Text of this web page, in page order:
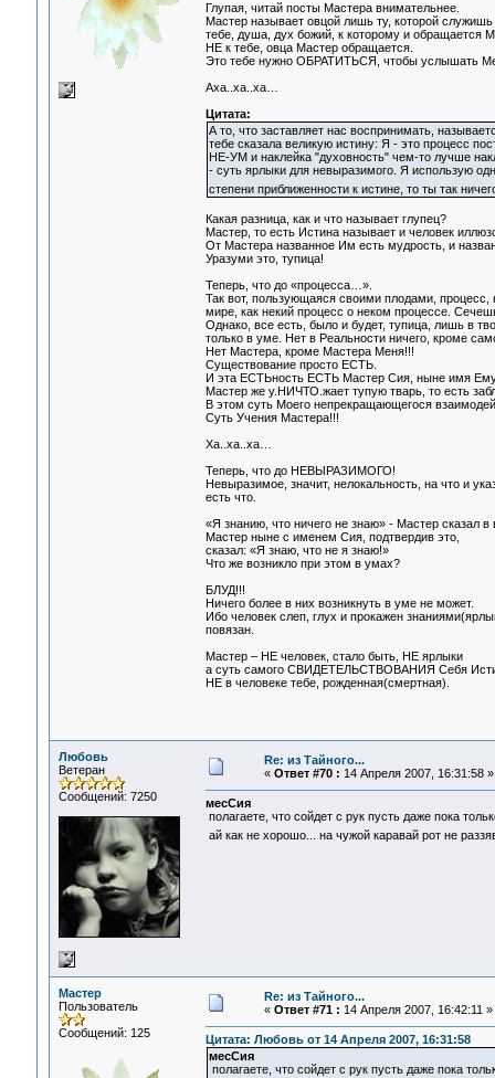
Глупая, читай посты Мастера внимательнее.
Мастер называет овцой лишь ту, которой
тебе, душа, дух божий, к которому и обращается
НЕ к тебе, овца Мастер обращается.
Это тебе нужно ОБРАТИТЬСЯ, чтобы услышать
Аха..ха..ха…
Цитата:
А то, что заставляет нас воспринимать,
тебе сказала великую истину: Я - это процесс
НЕ-УМ и наклейка "духовность" чем-то лучше
- суть ярлыки для невыразимого. Я использую
степени приближенности к истине, то ты так
Какая разница, как и что называет глупец?
Мастер, то есть Истина называет и человек
От Мастера названное Им есть мудрость, и
Уразуми это, тупица!
Теперь, что до «процесса…».
Так вот, пользующаяся своими плодами,
мире, как некий процесс о неком процессе.
Однако, все есть, было и будет, тупица, лишь в
только в уме. Нет в Реальности ничего, кроме
Нет Мастера, кроме Мастера Меня!!!
Существование просто ЕСТЬ.
И эта ЕСТЬность ЕСТЬ Мастер Сия, ныне имя
Мастер же у.НИЧТО.жает тупую тварь, то есть
В этом суть Моего непрекращающегося
Суть Учения Мастера!!!
Ха..ха..ха…
Теперь, что до НЕВЫРАЗИМОГО!
Невыразимое, значит, нелокальность, на что и
есть что.
«Я знанию, что ничего не знаю» - Мастер сказал в
Мастер ныне с именем Сия, подтвердив это,
сказал: «Я знаю, что не я знаю!»
Что же возникло при этом в умах?
БЛУД!!!
Ничего более в них возникнуть в уме не может.
Ибо человек слеп, глух и прокажен
повязан.
Мастер – НЕ человек, стало быть, НЕ ярлыки
а суть самого СВИДЕТЕЛЬСТВОВАНИЯ Себя
НЕ в человеке тебе, рожденная(смертная).
Любовь
Ветеран
Сообщений: 7250
Re: из Тайного...
« Ответ #70 : 14 Апреля 2007, 16:31:58 »
месСия
полагаете, что сойдет с рук пусть даже пока
ай как не хорошо... на чужой каравай рот не
Мастер
Пользователь
Сообщений: 125
Re: из Тайного...
« Ответ #71 : 14 Апреля 2007, 16:42:11 »
Цитата: Любовь от 14 Апреля 2007, 16:31:58
месСия
полагаете, что сойдет с рук пусть даже пока